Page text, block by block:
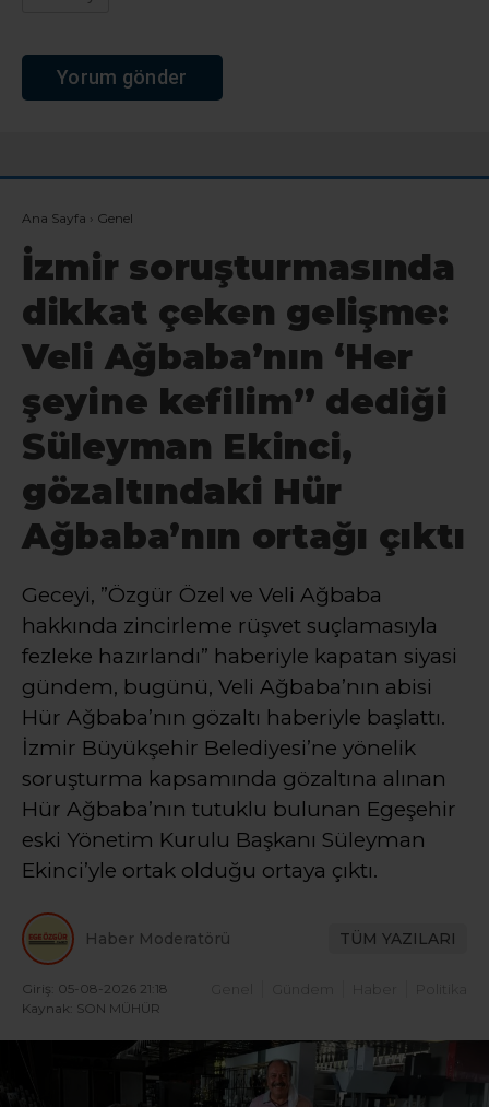
Ana Sayfa › Genel
İzmir soruşturmasında
dikkat çeken gelişme:
Veli Ağbaba’nın ‘Her
şeyine kefilim” dediği
Süleyman Ekinci,
gözaltındaki Hür
Ağbaba’nın ortağı çıktı
Geceyi, ”Özgür Özel ve Veli Ağbaba
hakkında zincirleme rüşvet suçlamasıyla
fezleke hazırlandı” haberiyle kapatan siyasi
gündem, bugünü, Veli Ağbaba’nın abisi
Hür Ağbaba’nın gözaltı haberiyle başlattı.
İzmir Büyükşehir Belediyesi’ne yönelik
soruşturma kapsamında gözaltına alınan
Hür Ağbaba’nın tutuklu bulunan Egeşehir
eski Yönetim Kurulu Başkanı Süleyman
Ekinci’yle ortak olduğu ortaya çıktı.
Haber Moderatörü TÜM YAZILARI
Giriş: 05-08-2026 21:18
Kaynak: SON MÜHÜR
Gündem Haber Politika